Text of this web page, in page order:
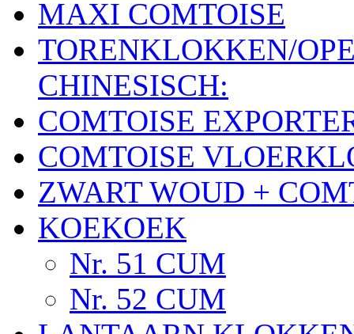
MAXI COMTOISE
TORENKLOKKEN/
CHINESISCH:
COMTOISE
COMTOISE
ZWART WOUD +
KOEKOEK
Nr. 51 CUM
Nr. 52 CUM